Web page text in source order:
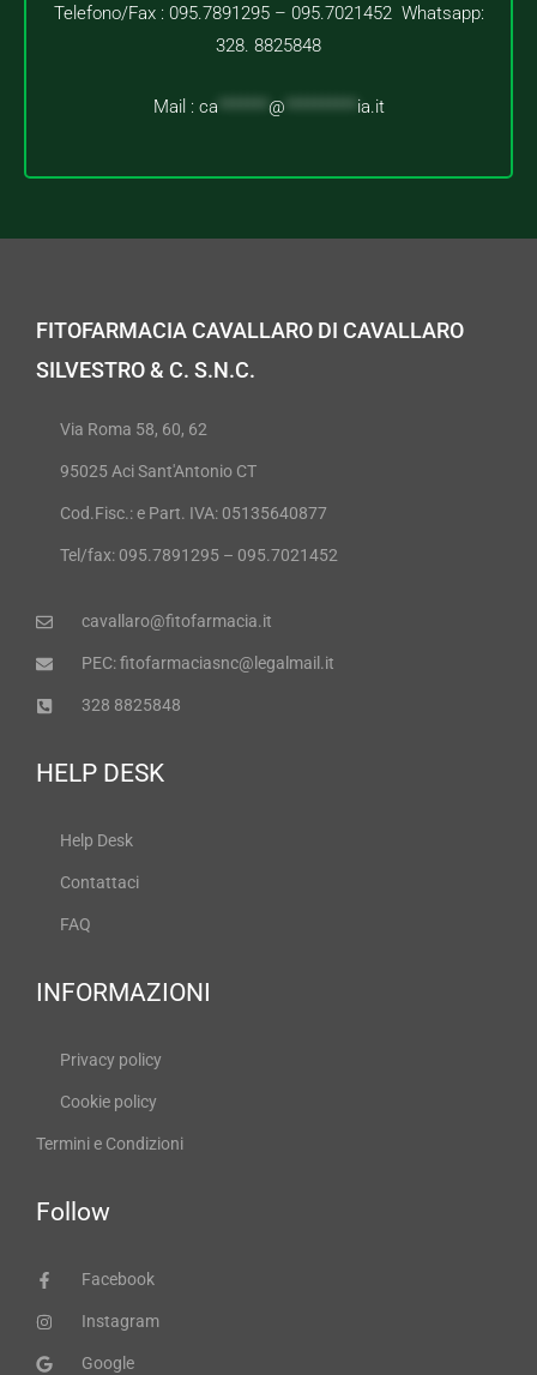
Telefono/Fax : 095.7891295 – 095.7021452 Whatsapp:
328. 8825848
Mail : ca @ ia.it
FITOFARMACIA CAVALLARO DI CAVALLARO
SILVESTRO & C. S.N.C.
Via Roma 58, 60, 62
95025 Aci Sant'Antonio CT
Cod.Fisc.: e Part. IVA: 05135640877
Tel/fax: 095.7891295 – 095.7021452
cavallaro@fitofarmacia.it
PEC: fitofarmaciasnc@legalmail.it
328 8825848
HELP DESK
Help Desk
Contattaci
FAQ
INFORMAZIONI
Privacy policy
Cookie policy
Termini e Condizioni
Follow
Facebook
Instagram
Google